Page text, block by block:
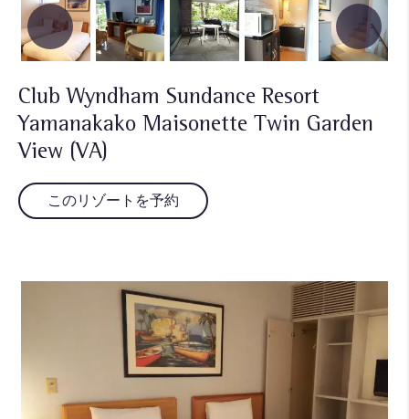
Club Wyndham Sundance Resort
Yamanakako Maisonette Twin Garden
View (VA)
このリゾートを予約